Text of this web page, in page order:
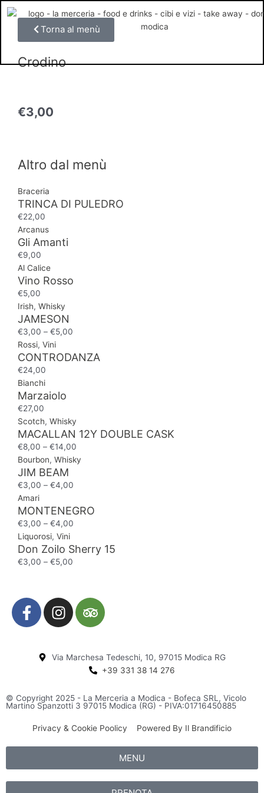
Vai
contenuto Torna al menù
Crodino
€3,00
Altro dal menù
Braceria
TRINCA DI PULEDRO
€22,00
Arcanus
Gli Amanti
€9,00
Al Calice
Vino Rosso
€5,00
Irish, Whisky
JAMESON
€3,00 – €5,00
Rossi, Vini
CONTRODANZA
€24,00
Bianchi
Marzaiolo
€27,00
Scotch, Whisky
MACALLAN 12Y DOUBLE CASK
€8,00 – €14,00
Bourbon, Whisky
JIM BEAM
€3,00 – €4,00
Amari
MONTENEGRO
€3,00 – €4,00
Liquorosi, Vini
Don Zoilo Sherry 15
€3,00 – €5,00
F
a
o
k
I
n
a
r
a
m
T
r
a
d
v
i
s
o
r
Via Marchesa Tedeschi, 10, 97015 Modica RG
+39 331 38 14 276
© Copyright 2025 - La Merceria a Modica - Bofeca SRL, Vicolo
Martino Spanzotti 3 97015 Modica (RG) - PIVA:01716450885
Privacy & Cookie Poolicy Powered By Il Brandificio
MENU